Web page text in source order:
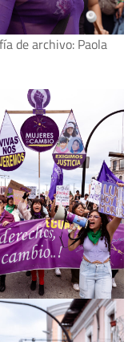
de archivo: Paola